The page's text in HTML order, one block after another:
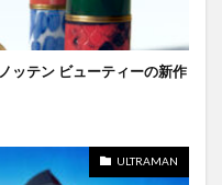
ッテン ビューティーの新作
ULTRAMAN